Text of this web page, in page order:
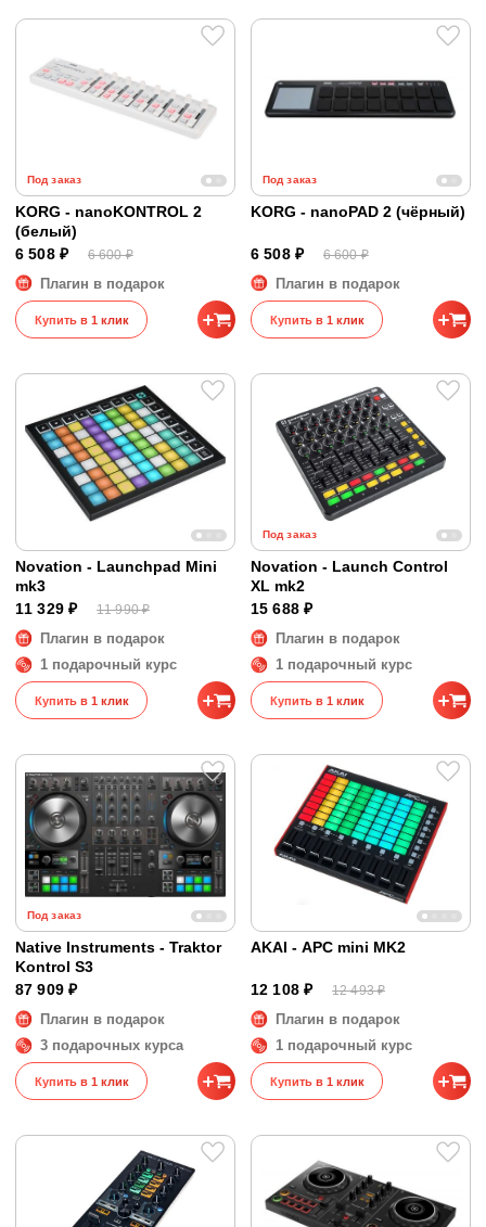
Под заказ
KORG - nanoKONTROL 2
(белый)
6 508 ₽
6 600 ₽
Плагин в подарок
Купить в 1 клик
Под заказ
KORG - nanoPAD 2 (чёрный)
6 508 ₽ 6 600 ₽
Плагин в подарок
Купить в 1 клик
Novation - Launchpad Mini
mk3
11 329 ₽
11 990 ₽
Плагин в подарок
1 подарочный курс
Купить в 1 клик
Под заказ
Novation - Launch Control
XL mk2
15 688 ₽
Плагин в подарок
1 подарочный курс
Купить в 1 клик
Под заказ
Native Instruments - Traktor
Kontrol S3
87 909 ₽
Плагин в подарок
3 подарочных курса
Купить в 1 клик
AKAI - APC mini MK2
12 108 ₽ 12 493 ₽
Плагин в подарок
1 подарочный курс
Купить в 1 клик